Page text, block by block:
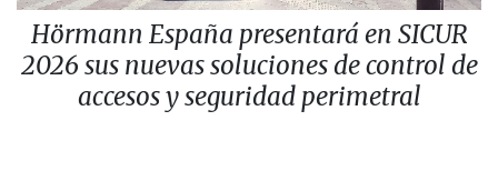
Hörmann España presentará en SICUR
2026 sus nuevas soluciones de control de
accesos y seguridad perimetral